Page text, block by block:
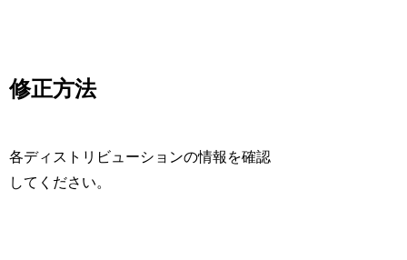
修正方法
各ディストリビューションの情報を確認
してください。